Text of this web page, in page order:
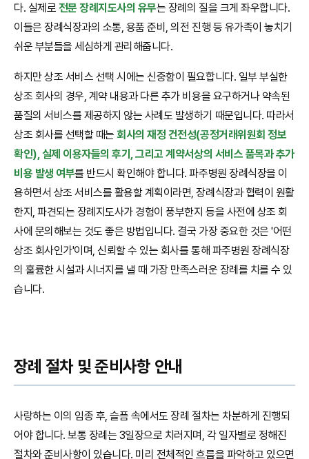
다. 실제로 전문 장례지도사의 유무는 장례의 질을 크게 좌우합니다.
이들은 장례식장과의 소통, 용품 준비, 의전 진행 등 유가족이 놓치기
쉬운 부분들을 세심하게 관리해줍니다.
하지만 상조 서비스 선택 시에는 신중함이 필요합니다. 일부 부실한
상조 회사의 경우, 계약 내용과 다른 추가 비용을 요구하거나 약속된
품질의 서비스를 제공하지 않는 사례도 발생하기 때문입니다. 따라서
상조 회사를 선택할 때는회사의 재정 건전성(공정거래위원회 정보
확인), 실제 이용자들의 후기, 그리고 계약서상의 서비스 품목과 추가
비용 발생 여부를 반드시 확인해야 합니다. 파주병원 장례식장을 이
용하면서 상조 서비스를 활용할 계획이라면, 장례식장과 협력이 원활
한지, 파견되는 장례지도사가 경험이 풍부한지 등을 사전에 상조 회
사에 문의해보는 것도 좋은 방법입니다. 결국 가장 중요한 것은 '어떤
상조 회사인가'이며, 신뢰할 수 있는 회사를 통해 파주병원 장례식장
의 훌륭한 시설과 시너지를 낼 때 가장 만족스러운 장례를 치를 수 있
습니다.
장례 절차 및 준비사항 안내
사랑하는 이의 임종 후, 슬픔 속에서도 장례 절차는 차분하게 진행되
어야 합니다. 보통 장례는 3일장으로 치러지며, 각 일자별로 정해진
절차와 준비사항이 있습니다. 미리 전체적인 흐름을 파악하고 있으면